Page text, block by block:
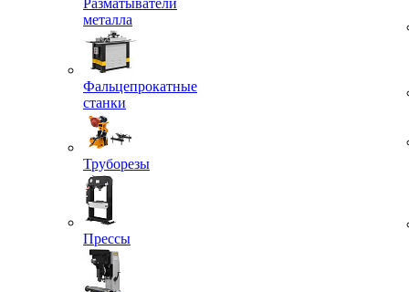
Разматыватели
металла
Фальцепрокатные
станки
Труборезы
Прессы